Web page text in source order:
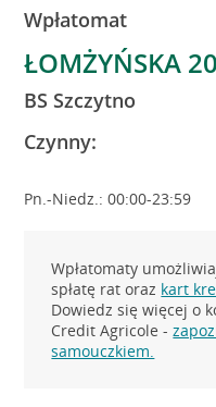
Wpłatomat
ŁOMŻYŃSKA
BS Szczytno
Czynny:
Pn.-Niedz.: 00:00-23:59
Wpłatomaty
spłatę rat oraz kart
Dowiedz się więcej o
Credit Agricole -
samouczkiem.